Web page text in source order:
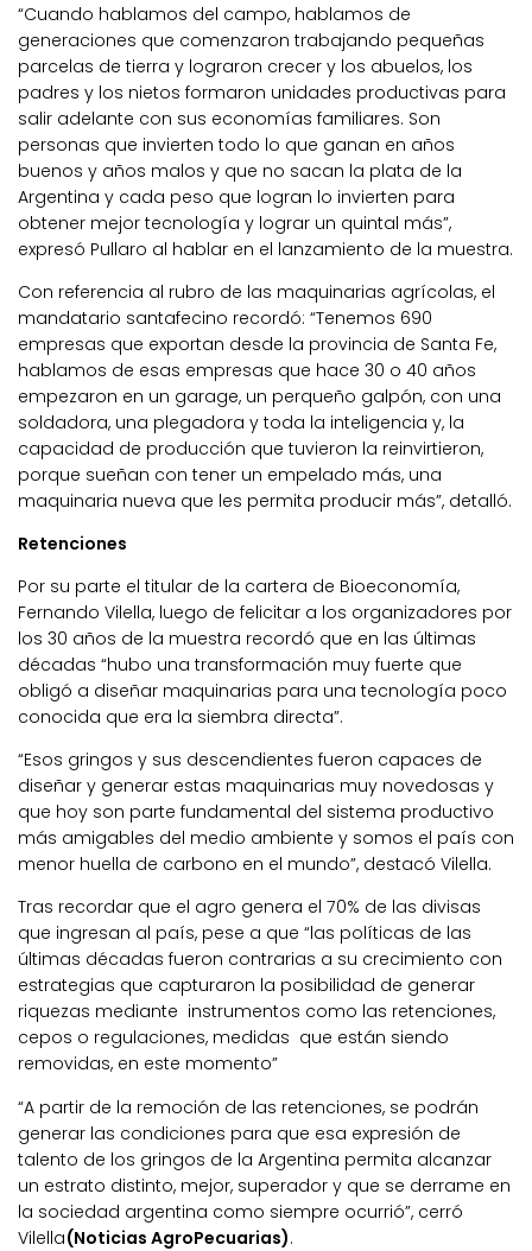
“Cuando hablamos del campo, hablamos de
generaciones que comenzaron trabajando pequeñas
parcelas de tierra y lograron crecer y los abuelos, los
padres y los nietos formaron unidades productivas para
salir adelante con sus economías familiares. Son
personas que invierten todo lo que ganan en años
buenos y años malos y que no sacan la plata de la
Argentina y cada peso que logran lo invierten para
obtener mejor tecnología y lograr un quintal más”,
expresó Pullaro al hablar en el lanzamiento de la muestra.
Con referencia al rubro de las maquinarias agrícolas, el
mandatario santafecino recordó: “Tenemos 690
empresas que exportan desde la provincia de Santa Fe,
hablamos de esas empresas que hace 30 o 40 años
empezaron en un garage, un perqueño galpón, con una
soldadora, una plegadora y toda la inteligencia y, la
capacidad de producción que tuvieron la reinvirtieron,
porque sueñan con tener un empelado más, una
maquinaria nueva que les permita producir más”, detalló.
Retenciones
Por su parte el titular de la cartera de Bioeconomía,
Fernando Vilella, luego de felicitar a los organizadores por
los 30 años de la muestra recordó que en las últimas
décadas “hubo una transformación muy fuerte que
obligó a diseñar maquinarias para una tecnología poco
conocida que era la siembra directa”.
“Esos gringos y sus descendientes fueron capaces de
diseñar y generar estas maquinarias muy novedosas y
que hoy son parte fundamental del sistema productivo
más amigables del medio ambiente y somos el país con
menor huella de carbono en el mundo”, destacó Vilella.
Tras recordar que el agro genera el 70% de las divisas
que ingresan al país, pese a que “las políticas de las
últimas décadas fueron contrarias a su crecimiento con
estrategias que capturaron la posibilidad de generar
riquezas mediante instrumentos como las retenciones,
cepos o regulaciones, medidas que están siendo
removidas, en este momento”
“A partir de la remoción de las retenciones, se podrán
generar las condiciones para que esa expresión de
talento de los gringos de la Argentina permita alcanzar
un estrato distinto, mejor, superador y que se derrame en
la sociedad argentina como siempre ocurrió”, cerró
Vilella(Noticias AgroPecuarias).